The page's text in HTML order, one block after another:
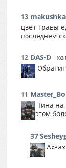
13 makushka
цвет травы
последнем
12 DAS-D
11
Тина на
этом
37